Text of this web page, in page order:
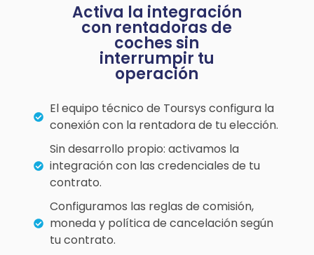
Activa la integración
con rentadoras de
coches sin
interrumpir tu
operación
El equipo técnico de Toursys configura la
conexión con la rentadora de tu elección.
Sin desarrollo propio: activamos la
integración con las credenciales de tu
contrato.
Configuramos las reglas de comisión,
moneda y política de cancelación según
tu contrato.